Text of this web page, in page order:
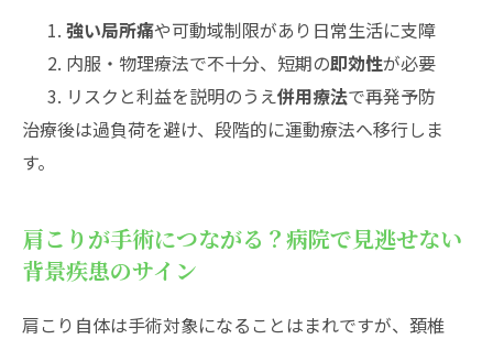
強い局所痛や可動域制限があり日常生活に支障
内服・物理療法で不十分、短期の即効性が必要
リスクと利益を説明のうえ併用療法で再発予防
治療後は過負荷を避け、段階的に運動療法へ移行しま
す。
肩こりが手術につながる？病院で見逃せない
背景疾患のサイン
肩こり自体は手術対象になることはまれですが、頚椎